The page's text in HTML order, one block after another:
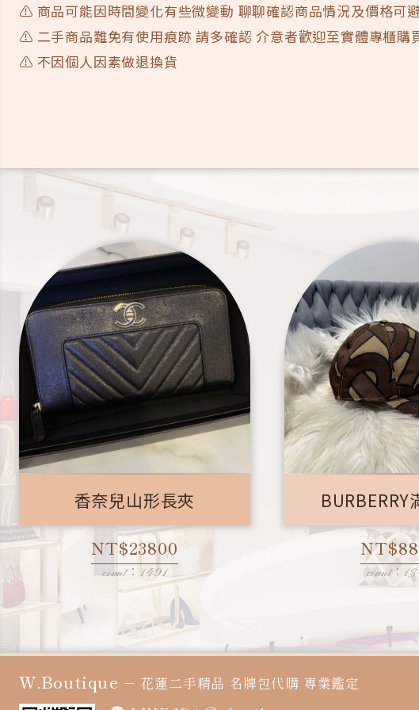
⚠️ 商品可能因時間變化有些微變動 聊聊確認商品情況及價格可
⚠️ 二手商品難免有使用痕跡 請多確認 介意者歡迎至實體專櫃購
⚠️ 不因個人因素做退換貨
香奈兒山形長夾
NT$23800
count：1491
BURBERRY
count：
W.Boutique － 花蓮二手精品 名牌包代購 專業鑑定